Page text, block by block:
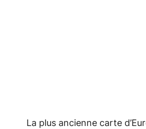
La plus ancienne carte